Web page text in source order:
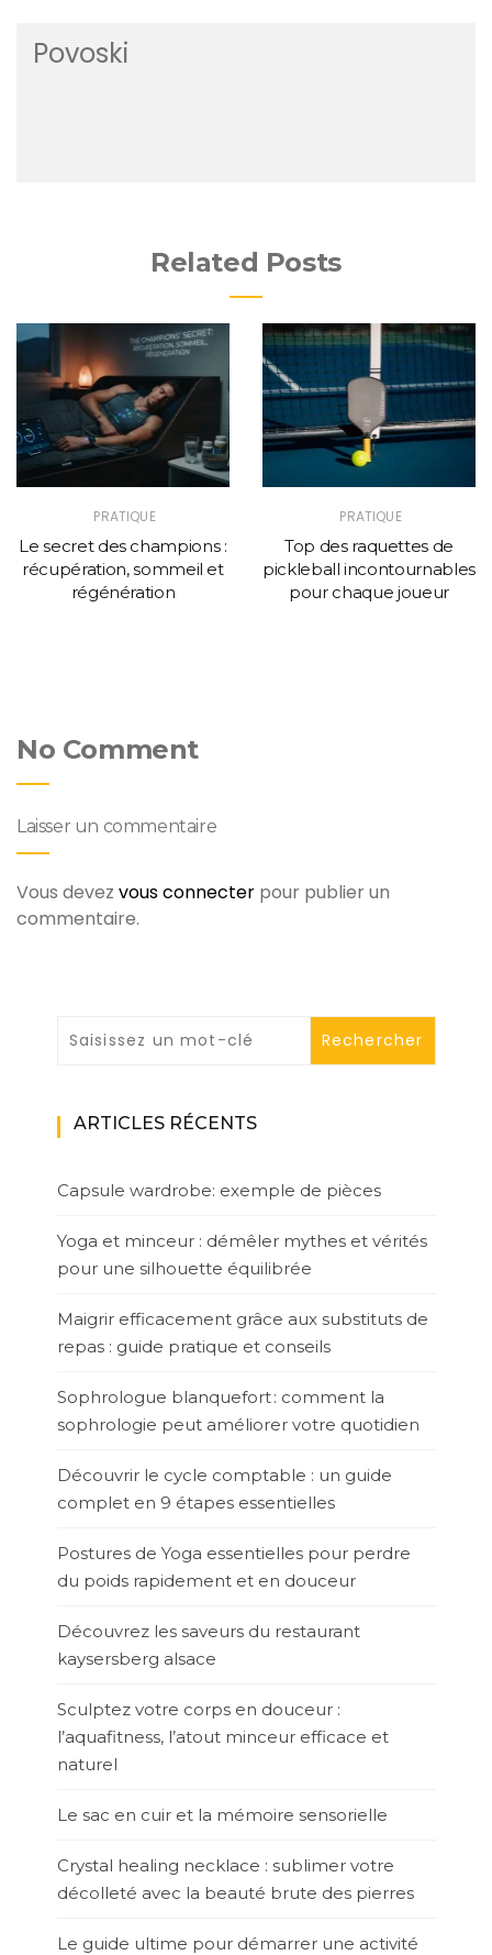
Povoski
Related Posts
PRATIQUE
Le secret des champions :
récupération, sommeil et
régénération
PRATIQUE
Top des raquettes de
pickleball incontournables
pour chaque joueur
No Comment
Laisser un commentaire
Vous devez vous connecter pour publier un
commentaire.
ARTICLES RÉCENTS
Capsule wardrobe: exemple de pièces
Yoga et minceur : démêler mythes et vérités
pour une silhouette équilibrée
Maigrir efficacement grâce aux substituts de
repas : guide pratique et conseils
Sophrologue blanquefort : comment la
sophrologie peut améliorer votre quotidien
Découvrir le cycle comptable : un guide
complet en 9 étapes essentielles
Postures de Yoga essentielles pour perdre
du poids rapidement et en douceur
Découvrez les saveurs du restaurant
kaysersberg alsace
Sculptez votre corps en douceur :
l’aquafitness, l’atout minceur efficace et
naturel
Le sac en cuir et la mémoire sensorielle
Crystal healing necklace : sublimer votre
décolleté avec la beauté brute des pierres
Le guide ultime pour démarrer une activité